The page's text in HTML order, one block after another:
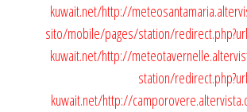
kuwait.net/http://
sito/mobile/pages/station/
kuwait.net/http://
station/
kuwait.net/http://